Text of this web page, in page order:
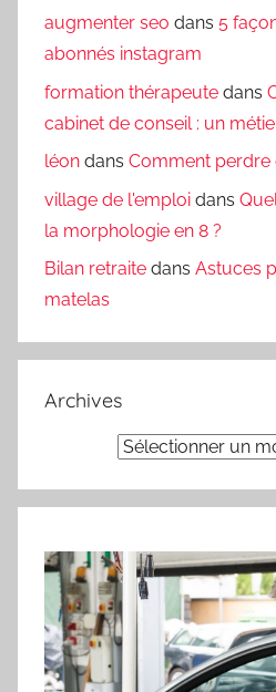
augmenter seo dans 5
abonnés instagram
formation thérapeute dans
cabinet de conseil : un
léon dans Comment
village de l'emploi dans
la morphologie en 8 ?
Bilan retraite dans Astuces
matelas
Archives